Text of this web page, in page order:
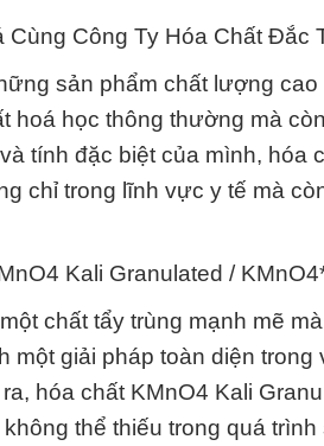
Cùng Công Ty Hóa Chất Đắc
sản phẩm chất lượng
học thông thường mà
tính đặc biệt của mình, hóa
chỉ trong lĩnh vực y tế mà
Kali Granulated /
chất tẩy trùng mạnh mẽ
một giải pháp toàn diện
hóa chất KMnO4 Kali
thể thiếu trong quá trình